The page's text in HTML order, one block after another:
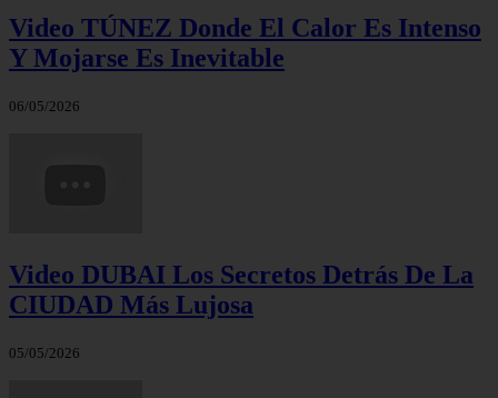
Video TÚNEZ Donde El Calor Es Intenso
Y Mojarse Es Inevitable
06/05/2026
Video DUBAI Los Secretos Detrás De La
CIUDAD Más Lujosa
05/05/2026